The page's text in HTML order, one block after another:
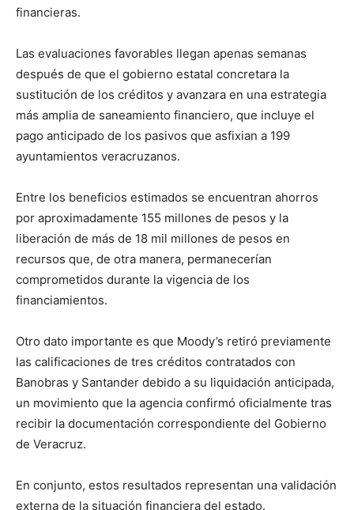
financieras.
Las evaluaciones favorables llegan apenas semanas
después de que el gobierno estatal concretara la
sustitución de los créditos y avanzara en una estrategia
más amplia de saneamiento financiero, que incluye el
pago anticipado de los pasivos que asfixian a 199
ayuntamientos veracruzanos.
Entre los beneficios estimados se encuentran ahorros
por aproximadamente 155 millones de pesos y la
liberación de más de 18 mil millones de pesos en
recursos que, de otra manera, permanecerían
comprometidos durante la vigencia de los
financiamientos.
Otro dato importante es que Moody’s retiró previamente
las calificaciones de tres créditos contratados con
Banobras y Santander debido a su liquidación anticipada,
un movimiento que la agencia confirmó oficialmente tras
recibir la documentación correspondiente del Gobierno
de Veracruz.
En conjunto, estos resultados representan una validación
externa de la situación financiera del estado.